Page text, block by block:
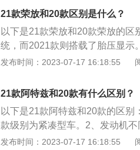
英里(21英里)，百公里加速5.3秒
斯拉Model-3长续航版搭载双电
百公里加速4.2秒，最高时速高达
21款荣放和20款区别是什么？
以下是21款荣放和20款荣放的
统，而2021款则搭载了胎压显示
可以随时监测轮胎的气压数值，
以故障灯的形式提醒驾驶员，驾
不同：2021款荣放增加了GPS
（包括多媒体系统、导航、电话
功能，更加智能化。不过另一方
这两个功能。车内氛围灯不同：
发布时间：2023-07-17 16:18:55
21款阿特兹和20款有什么区别？
以下是21款阿特兹和20款的区
款级别为紧凑型车。2、发动机
1.5LL4。3、轴距不同：21款阿
发布时间：2023-07-17 16:18:55